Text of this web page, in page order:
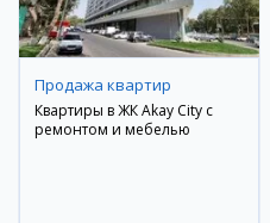
Продажа квартир
Квартиры в ЖК Akay City с
ремонтом и мебелью